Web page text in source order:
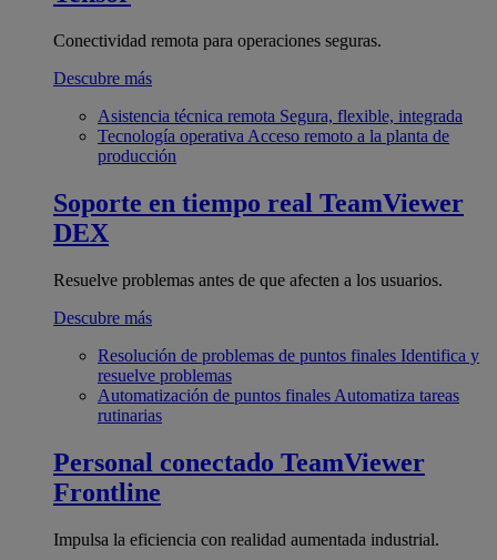
Conectividad remota para operaciones seguras.
Descubre más
Asistencia técnica remota Segura, flexible, integrada
Tecnología operativa Acceso remoto a la planta de
producción
Soporte en tiempo real TeamViewer
DEX
Resuelve problemas antes de que afecten a los usuarios.
Descubre más
Resolución de problemas de puntos finales Identifica y
resuelve problemas
Automatización de puntos finales Automatiza tareas
rutinarias
Personal conectado TeamViewer
Frontline
Impulsa la eficiencia con realidad aumentada industrial.